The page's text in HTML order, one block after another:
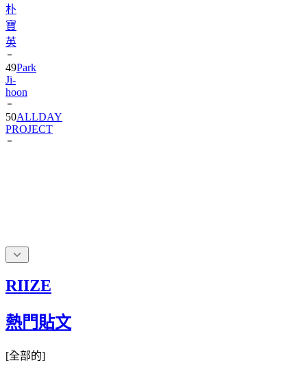
朴
寶
英
49Park
Ji-
hoon
50ALLDAY
PROJECT
RIIZE
熱門貼文
[全部的]